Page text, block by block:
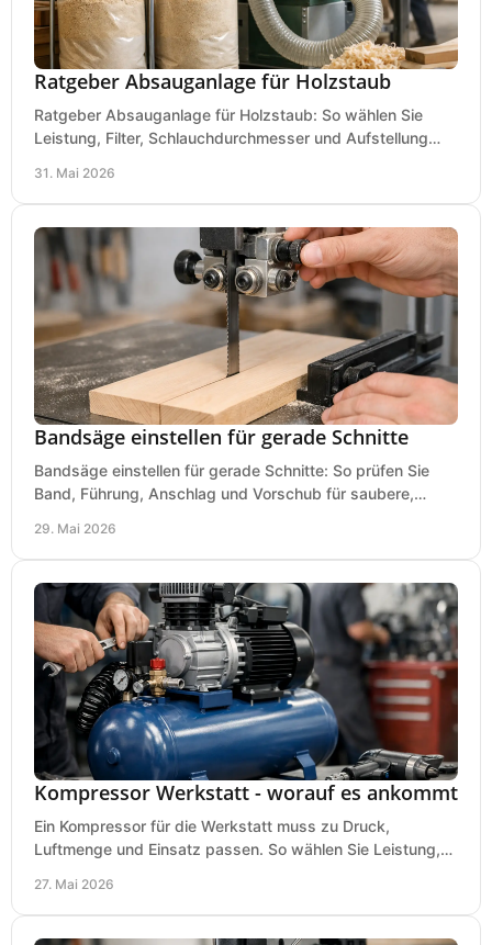
Ratgeber Absauganlage für Holzstaub
Ratgeber Absauganlage für Holzstaub: So wählen Sie
Leistung, Filter, Schlauchdurchmesser und Aufstellung
31. Mai 2026
Bandsäge einstellen für gerade Schnitte
Bandsäge einstellen für gerade Schnitte: So prüfen Sie
Band, Führung, Anschlag und Vorschub für saubere,
29. Mai 2026
Kompressor Werkstatt - worauf es ankommt
Ein Kompressor für die Werkstatt muss zu Druck,
Luftmenge und Einsatz passen. So wählen Sie Leistung,
27. Mai 2026